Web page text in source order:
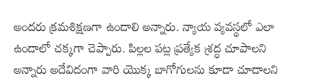
అందరు క్రమశిక్షణగా ఉండాలి అన్నారు. న్యాయ వ్యవస్థలో ఎలా
ఉండాలో చక్కగా చెప్పారు. పిల్లల పట్ల ప్రత్యేక శ్రద్ధ చూపాలని
అన్నారు అదేవిదంగా వారి యొక్క బాగోగులను కూడా చూడాలని